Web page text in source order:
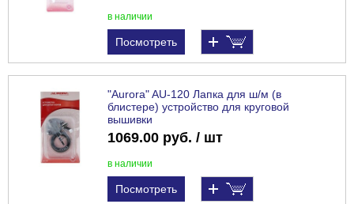
в наличии
Посмотреть
"Aurora" AU-120 Лапка для ш/м (в
блистере) устройство для круговой
вышивки
1069.00 руб. / шт
в наличии
Посмотреть